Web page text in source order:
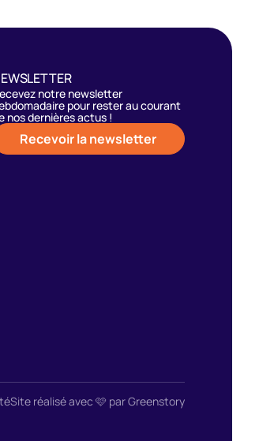
notre newsletter
pour rester au courant
nos dernières actus !
Recevoir la newsletter
Site réalisé avec 🩷 par Greenstory